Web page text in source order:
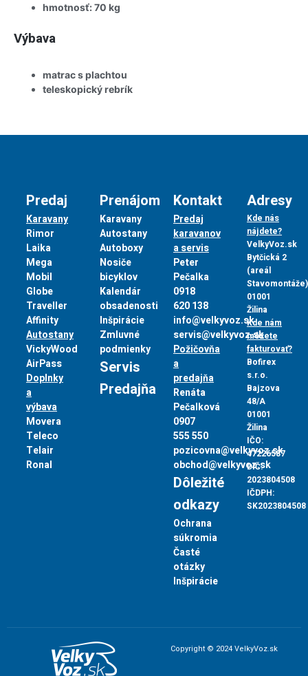
hmotnosť: 70 kg
Výbava
matrac s plachtou
teleskopický rebrík
Predaj
Karavany
Rimor
Laika
Mega
Mobil
Globe
Traveller
Affinity
Autostany
VickyWood
AirPass
Doplnky
a
výbava
Movera
Teleco
Telair
Ronal
Prenájom
Karavany
Autostany
Autoboxy
Nosiče
bicyklov
Kalendár
obsadenosti
Inšpirácie
Zmluvné
podmienky
Servis
Predajňa
Kontakt
Predaj
karavanov
a servis
Peter
Pečalka
0918
620 138
info@velkyvoz.sk
servis@velkyvoz.sk
Požičovňa
a
predajňa
Renáta
Pečalková
0907
555 550
pozicovna@velkyvoz.sk
obchod@velkyvoz.sk
Dôležité
odkazy
Ochrana
súkromia
Časté
otázky
Inšpirácie
Adresy
Kde nás
nájdete?
VelkyVoz.sk
Bytčická 2
(areál
Stavomontáže)
01001
Žilina
Kde nám
môžete
fakturovať?
Bofirex
s.r.o.
Bajzova
48/A
01001
Žilina
IČO:
47226587
DIČ:
2023804508
IČDPH:
SK2023804508
Copyright © 2024 VelkyVoz.sk